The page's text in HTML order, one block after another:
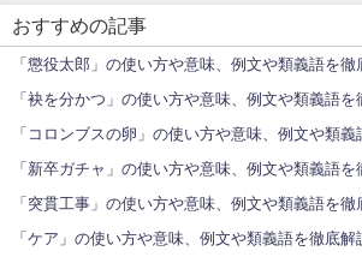
おすすめの記事
「懲役太郎」の使い方や意味、例文や類義語を徹
「袂を分かつ」の使い方や意味、例文や類義語を
「コロンブスの卵」の使い方や意味、例文や類義
「新卒ガチャ」の使い方や意味、例文や類義語を
「突貫工事」の使い方や意味、例文や類義語を徹
「ケア」の使い方や意味、例文や類義語を徹底解